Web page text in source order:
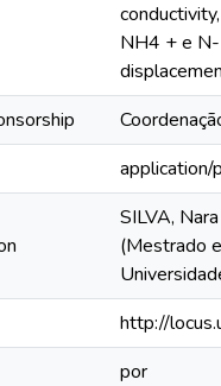
NH4 + e N-
application/
SILVA,
(Mestrado
http://
por